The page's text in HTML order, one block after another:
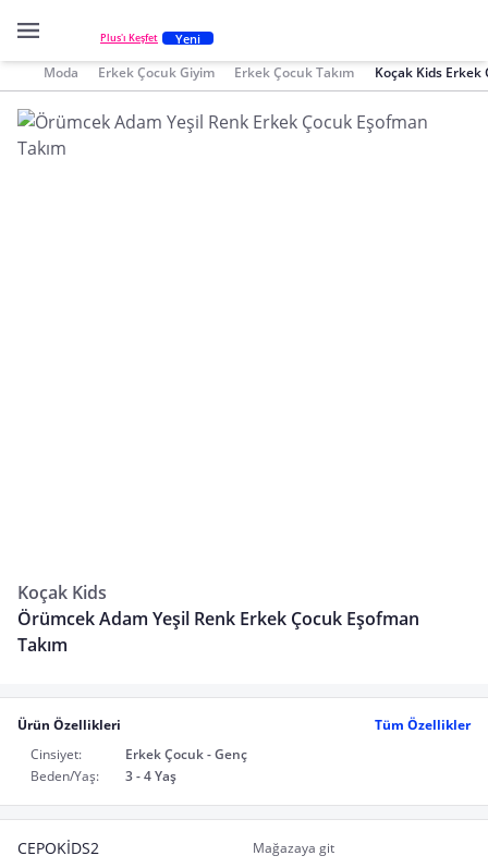
Plus'ı Keşfet Yeni
Moda Erkek Çocuk Giyim Erkek Çocuk Takım Koçak Kids Erkek
Koçak Kids
Örümcek Adam Yeşil Renk Erkek Çocuk Eşofman
Takım
Ürün Özellikleri
Tüm Özellikler
Cinsiyet:
Erkek Çocuk - Genç
Beden/Yaş:
3 - 4 Yaş
CEPOKİDS2 Mağazaya git